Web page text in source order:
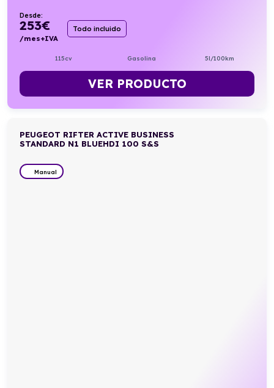
Desde:
253€
/mes+IVA
Todo incluido
115cv Gasolina 5l/100km
VER PRODUCTO
PEUGEOT RIFTER ACTIVE BUSINESS
STANDARD N1 BLUEHDI 100 S&S
Manual